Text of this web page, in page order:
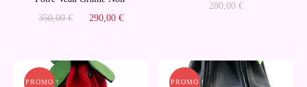
350,00€
Le
était :
350,00 €.
290,00 €
280,00€
PROMO ! PROMO !